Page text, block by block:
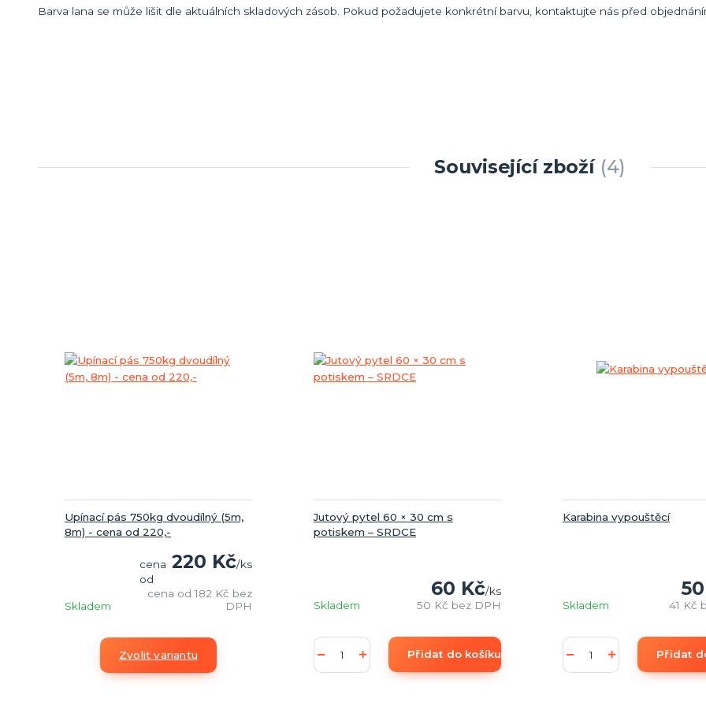
Barva lana se může lišit dle aktuálních skladových zásob. Pokud požadujete konkrétní barvu, kontaktujte nás před
Související zboží 4
Upínací pás 750kg dvoudílný (5m,
8m) - cena od 220,-
cena
od
220 Kč/ks
cena od 182 Kč bez
DPH
Skladem
Zvolit variantu
Jutový pytel 60 × 30 cm s
potiskem – SRDCE
60 Kč/ks
50 Kč bez DPH
Skladem
Přidat do košíku
Karabina vypouštěcí
41 Kč
Skladem
Přidat